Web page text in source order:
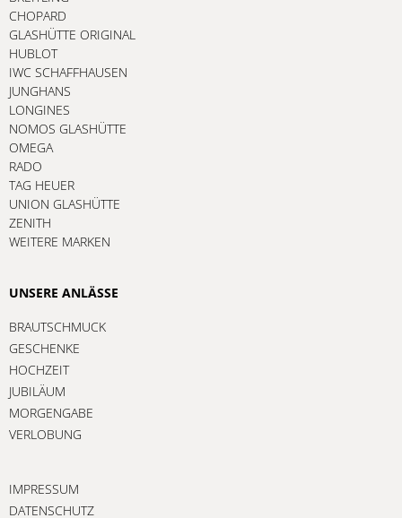
BLANCPAIN
BREITLING
CHOPARD
GLASHÜTTE ORIGINAL
HUBLOT
IWC SCHAFFHAUSEN
JUNGHANS
LONGINES
NOMOS GLASHÜTTE
OMEGA
RADO
TAG HEUER
UNION GLASHÜTTE
UNSERE ANLÄSSE
BRAUTSCHMUCK
GESCHENKE
HOCHZEIT
JUBILÄUM
MORGENGABE